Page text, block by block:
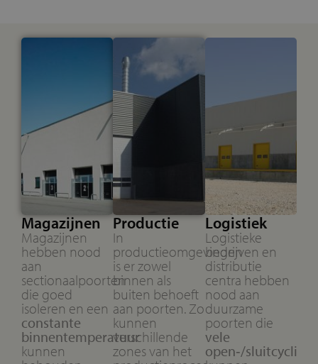
Magazijnen
Magazijnen
hebben nood
aan
sectionaalpoorten
die goed
isoleren en een
constante
binnentemperatuur
kunnen
Productie
In
productieomgevingen
is er zowel
binnen als
buiten behoeft
aan poorten. Zo
kunnen
verschillende
zones van het
Logistiek
Logistieke
bedrijven en
distributie
centra hebben
nood aan
duurzame
poorten die
vele
open‑/sluitcycli